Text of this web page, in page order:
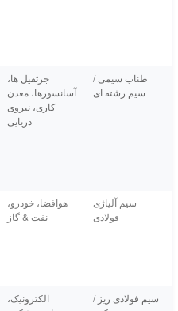
طناب سیمی /
سیم رشته ای
جرثقیل ها،
آسانسورها، معدن
کاری، نیروی
دریایی
سیم آلیاژی
فولادی
هوافضا، خودرو،
نفت & گاز
سیم فولادی ریز /
الکترونیک،